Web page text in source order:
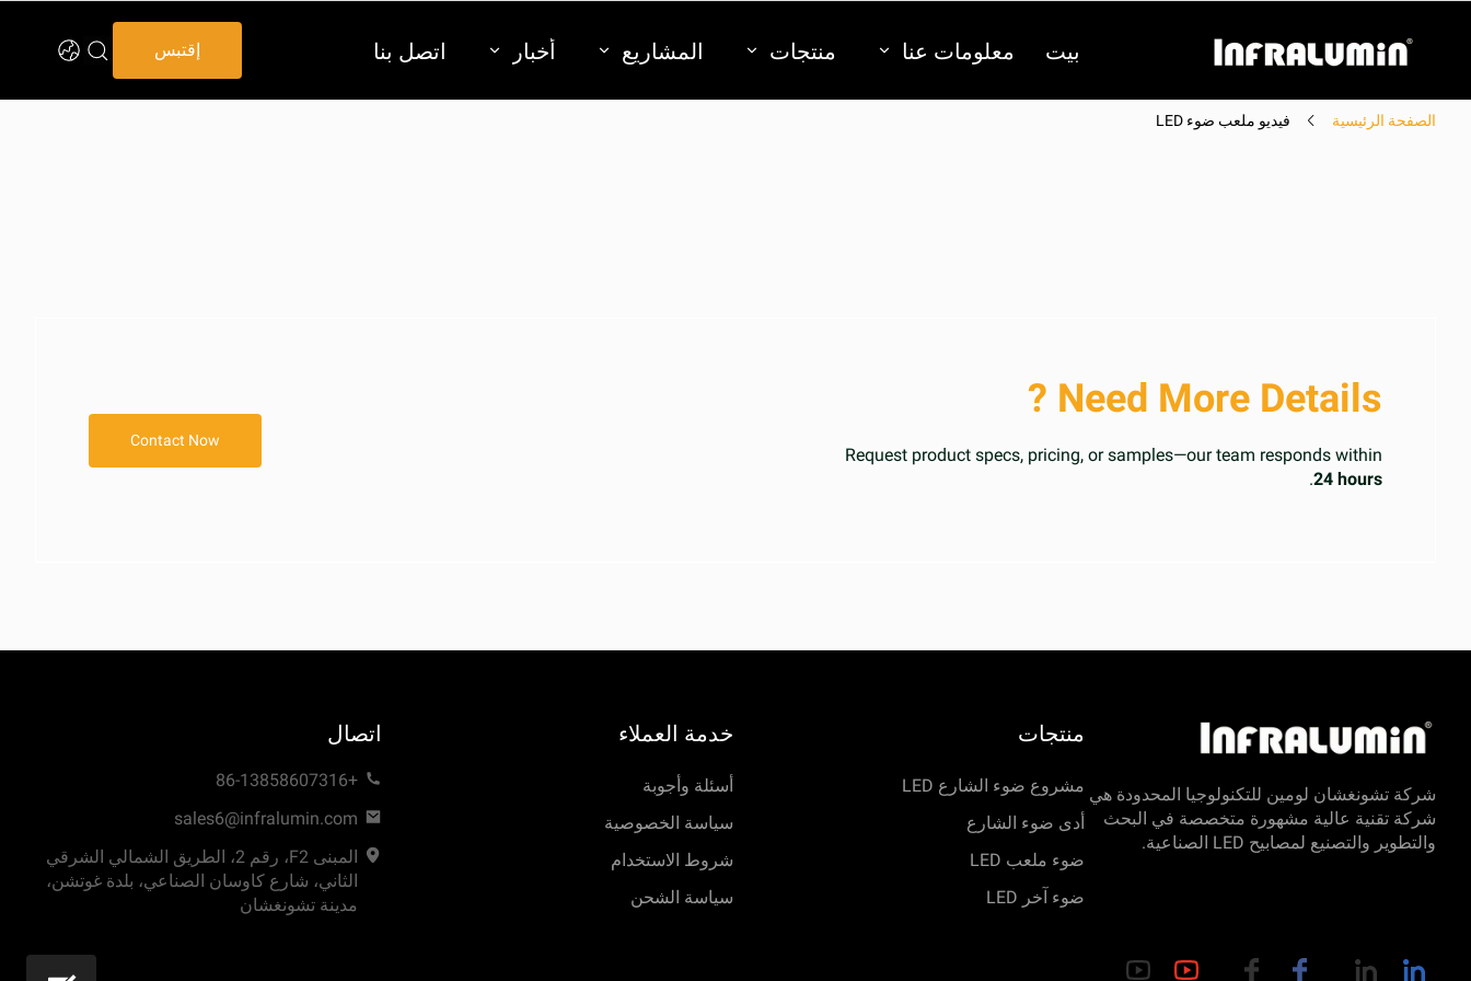
بيت معلومات عنا منتجات المشاريع أخبار اتصل بنا إقتبس
الصفحة الرئيسية فيديو ملعب ضوء LED
Need More Details ?
Request product specs, pricing, or samples—our team responds within
24 hours
.
Contact Now
شركة تشونغشان لومين للتكنولوجيا المحدودة هي
شركة تقنية عالية مشهورة متخصصة في البحث
والتطوير والتصنيع لمصابيح LED الصناعية.
منتجات
مشروع ضوء الشارع LED
أدى ضوء الشارع
ضوء ملعب LED
ضوء آخر LED
خدمة العملاء
أسئلة وأجوبة
سياسة الخصوصية
شروط الاستخدام
سياسة الشحن
اتصال
+86-13858607316
sales6@infralumin.com
المبنى F2، رقم 2، الطريق الشمالي الشرقي
الثاني، شارع كاوسان الصناعي، بلدة غوتشن،
مدينة تشونغشان